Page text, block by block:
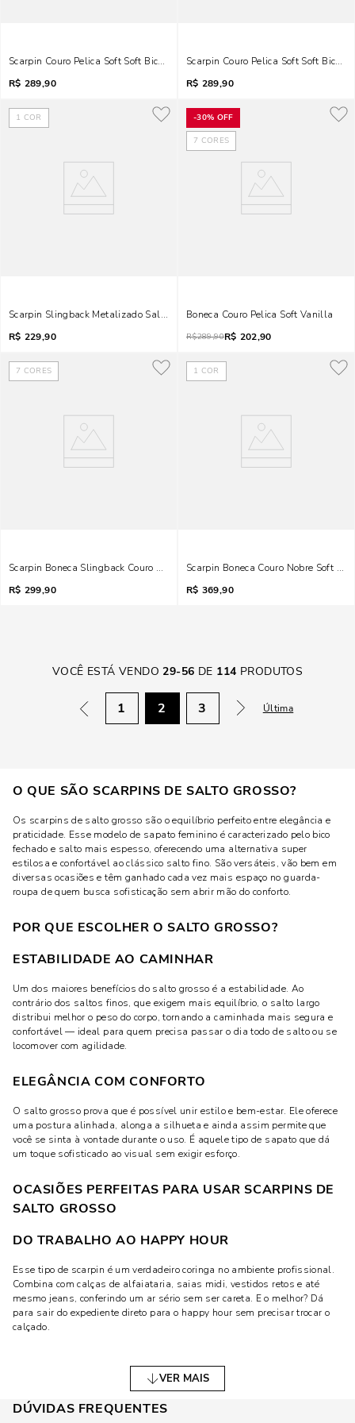
Scarpin Couro Pelica Soft Soft Bico Fino Salto Bloco Vermelho Merlot
R$ 289,90
Scarpin Couro
R$ 289,90
1 COR
Scarpin Slingback Metalizado Salto Bloco Bico Fino Dourado
R$ 229,90
-30% OFF
7 CORES
Boneca Couro Pelica Soft Vanilla
R$289,90R$ 202,90
7 CORES
Scarpin Boneca Slingback Couro Pelica Soft Cinza Fog
R$ 299,90
1 COR
Scarpin Boneca Couro Nobre Soft
R$ 369,90
VOCÊ ESTÁ VENDO 29-56 DE 114 PRODUTOS
1 2 3 Última
O QUE SÃO SCARPINS DE SALTO GROSSO?
Os scarpins de salto grosso são o equilíbrio perfeito entre elegância e
praticidade. Esse modelo de sapato feminino é caracterizado pelo bico
fechado e salto mais espesso, oferecendo uma alternativa super
estilosa e confortável ao clássico salto fino. São versáteis, vão bem em
diversas ocasiões e têm ganhado cada vez mais espaço no guarda-
roupa de quem busca sofisticação sem abrir mão do conforto.
POR QUE ESCOLHER O SALTO GROSSO?
ESTABILIDADE AO CAMINHAR
Um dos maiores benefícios do salto grosso é a estabilidade. Ao
contrário dos saltos finos, que exigem mais equilíbrio, o salto largo
distribui melhor o peso do corpo, tornando a caminhada mais segura e
confortável — ideal para quem precisa passar o dia todo de salto ou se
locomover com agilidade.
ELEGÂNCIA COM CONFORTO
O salto grosso prova que é possível unir estilo e bem-estar. Ele oferece
uma postura alinhada, alonga a silhueta e ainda assim permite que
você se sinta à vontade durante o uso. É aquele tipo de sapato que dá
um toque sofisticado ao visual sem exigir esforço.
OCASIÕES PERFEITAS PARA USAR SCARPINS DE
SALTO GROSSO
DO TRABALHO AO HAPPY HOUR
Esse tipo de scarpin é um verdadeiro coringa no ambiente profissional.
Combina com calças de alfaiataria, saias midi, vestidos retos e até
mesmo jeans, conferindo um ar sério sem ser careta. E o melhor? Dá
para sair do expediente direto para o happy hour sem precisar trocar o
calçado.
EVENTOS SOCIAIS E CASUAIS
Seja para um jantar mais arrumadinho, um encontro com amigos ou
uma festa, o scarpin de salto grosso se adapta bem. Ele transita com
VER MAIS
DÚVIDAS FREQUENTES